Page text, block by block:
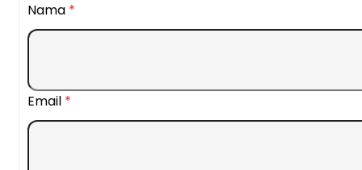
Nama *
Email *